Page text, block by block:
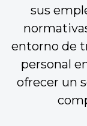
sus
entorno de
personal
ofrecer un